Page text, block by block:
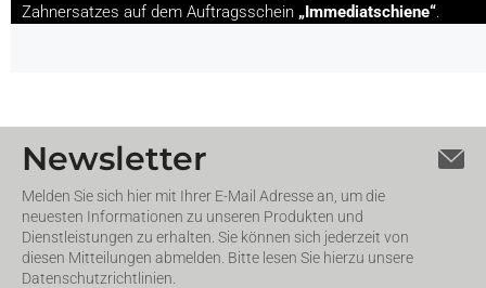
Zahnersatzes auf dem Auftragsschein „Immediatschiene“.
Newsletter
Melden Sie sich hier mit Ihrer E-Mail Adresse an, um die
neuesten Informationen zu unseren Produkten und
Dienstleistungen zu erhalten. Sie können sich jederzeit von
diesen Mitteilungen abmelden. Bitte lesen Sie hierzu unsere
Datenschutzrichtlinien.